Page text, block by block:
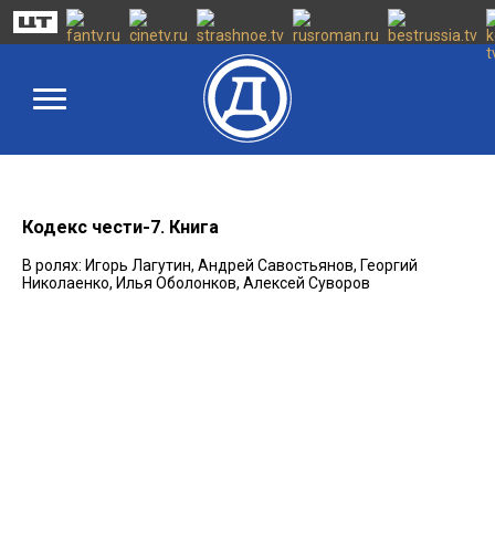
Кодекс чести-7. Книга
В ролях: Игорь Лагутин, Андрей Савостьянов, Георгий
Николаенко, Илья Оболонков, Алексей Суворов